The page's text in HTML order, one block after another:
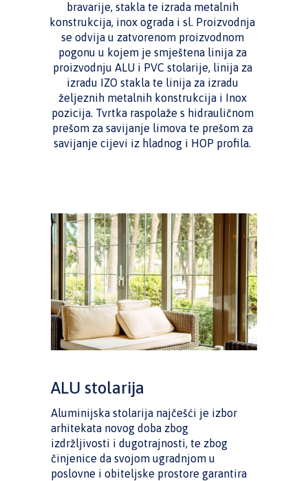
bravarije, stakla te izrada metalnih
konstrukcija, inox ograda i sl. Proizvodnja
se odvija u zatvorenom proizvodnom
pogonu u kojem je smještena linija za
proizvodnju ALU i PVC stolarije, linija za
izradu IZO stakla te linija za izradu
željeznih metalnih konstrukcija i Inox
pozicija. Tvrtka raspolaže s hidrauličnom
prešom za savijanje limova te prešom za
savijanje cijevi iz hladnog i HOP profila.
ALU stolarija
Aluminijska stolarija najčešći je izbor
arhitekata novog doba zbog
izdržljivosti i dugotrajnosti, te zbog
činjenice da svojom ugradnjom u
poslovne i obiteljske prostore garantira